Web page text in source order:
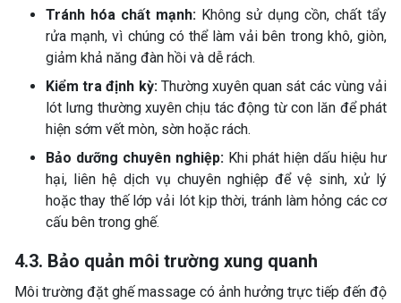
Tránh hóa chất mạnh:Không sử dụng cồn, chất tẩy
rửa mạnh, vì chúng có thể làm vải bên trong khô, giòn,
giảm khả năng đàn hồi và dễ rách.
Kiểm tra định kỳ:Thường xuyên quan sát các vùng vải
lót lưng thường xuyên chịu tác động từ con lăn để phát
hiện sớm vết mòn, sờn hoặc rách.
Bảo dưỡng chuyên nghiệp: Khi phát hiện dấu hiệu hư
hại, liên hệ dịch vụ chuyên nghiệp để vệ sinh, xử lý
hoặc thay thế lớp vải lót kịp thời, tránh làm hỏng các cơ
cấu bên trong ghế.
4.3. Bảo quản môi trường xung quanh
Môi trường đặt ghế massage có ảnh hưởng trực tiếp đến độ